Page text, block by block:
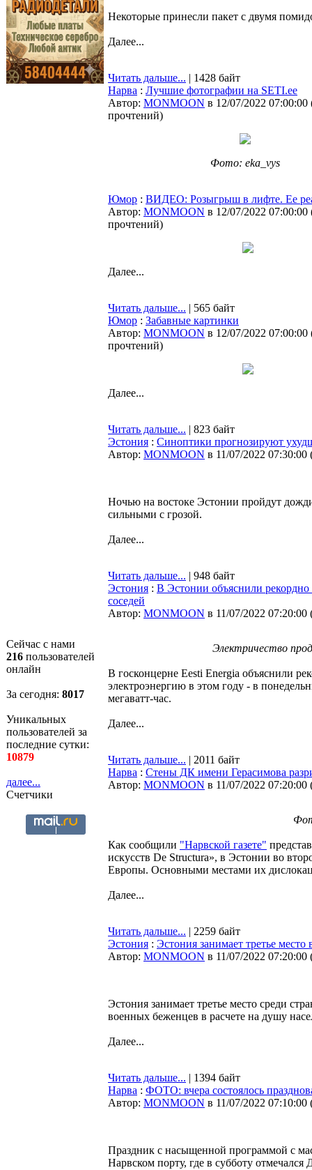
Сейчас с нами
216 пользователей
онлайн
За сегодня: 8017
Уникальных
пользователей за
последние сутки:
10879
далее...
Счетчики
Некоторые принесли пакет с двумя
Далее...
Читать дальше... | 1428 байт
Нарва : Лучшие фотографии на SETI.ee
Автор: MONMOON в 12/07/2022 07:00:00
прочтений)
Фото: eka_vys
Юмор : ВИДЕО: Розыгрыш в лифте. Ее
Автор: MONMOON в 12/07/2022 07:00:00
прочтений)
Далее...
Читать дальше... | 565 байт
Юмор : Забавные картинки
Автор: MONMOON в 12/07/2022 07:00:00
прочтений)
Далее...
Читать дальше... | 823 байт
Эстония : Синоптики прогнозируют
Автор: MONMOON в 11/07/2022 07:30:00
Ночью на востоке Эстонии пройдут
сильными с грозой.
Далее...
Читать дальше... | 948 байт
Эстония : В Эстонии объяснили
соседей
Автор: MONMOON в 11/07/2022 07:20:00
Электричество
В госконцерне Eesti Energia объяснили
электроэнергию в этом году - в
мегаватт-час.
Далее...
Читать дальше... | 2011 байт
Нарва : Стены ДК имени Герасимова
Автор: MONMOON в 11/07/2022 07:20:00
Как сообщили "Нарвской газете"
искусств De Structura», в Эстонии во
Европы. Основными местами их
Далее...
Читать дальше... | 2259 байт
Эстония : Эстония занимает третье
Автор: MONMOON в 11/07/2022 07:20:00
Эстония занимает третье место среди
военных беженцев в расчете на душу
Далее...
Читать дальше... | 1394 байт
Нарва : ФОТО: вчера состоялось
Автор: MONMOON в 11/07/2022 07:10:00
Праздник с насыщенной программой с
Нарвском порту, где в субботу